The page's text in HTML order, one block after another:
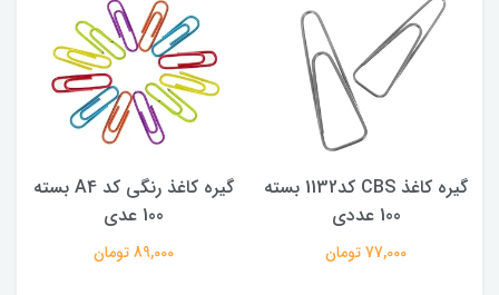
گیره کاغذ CBS کد1132 بسته
100 عددی
77,000 تومان
گیره کاغذ رنگی کد A4 بسته
100 عدی
89,000 تومان